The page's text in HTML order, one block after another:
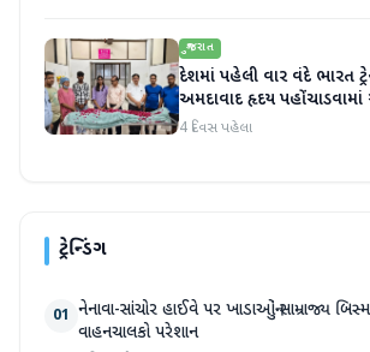
ગુજરાત
દેશમાં પહેલી વાર વંદે ભારત
અમદાવાદ હૃદય
4 દિવસ પહેલા
ટ્રેન્ડિંગ
01 નેનાવા-સાંચોર હાઈવે પર ખાડાઓનું સામ્રાજ્ય
વાહનચાલકો પરેશાન